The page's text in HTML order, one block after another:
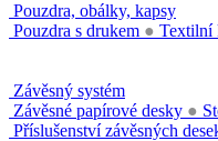
Pouzdra, obálky, kapsy
Pouzdra s drukem ● Textilní
Závěsný systém
Závěsné papírové desky ●
Příslušenství závěsných